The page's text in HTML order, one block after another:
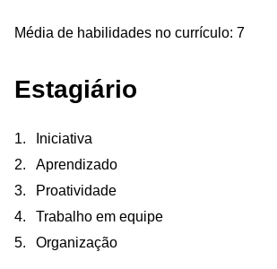
Média de habilidades no currículo: 7
Estagiário
Iniciativa
Aprendizado
Proatividade
Trabalho em equipe
Organização